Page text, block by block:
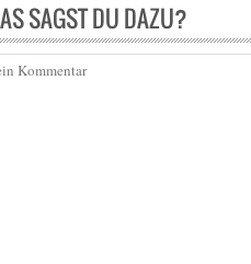
SAGST DU DAZU?